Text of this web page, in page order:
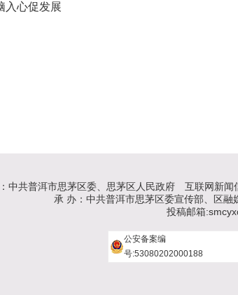
入心促发展
中共普洱市思茅区委、思茅区人民政府 互联网新闻
承 办：中共普洱市思茅区委宣传部、区
投稿邮箱
公安备案编
号:53080202000188